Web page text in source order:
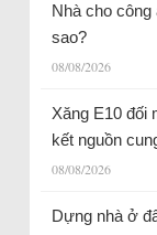
Nhà cho công
sao?
08/08/2026
Xăng E10 đối
kết nguồn
08/08/2026
Dựng nhà ở